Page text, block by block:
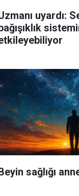
uyardı:
sağlığı